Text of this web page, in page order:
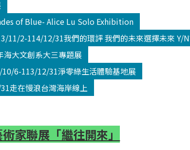
of Blue- Alice Lu Solo Exhibition
11/2-114/12/31我們的環評 我們的未來選擇未來 Y/
大文創系大三專題展
10/6-113/12/31淨零綠生活體驗基地展
走在慢浪台灣海岸線上
家聯展「繼往開來」